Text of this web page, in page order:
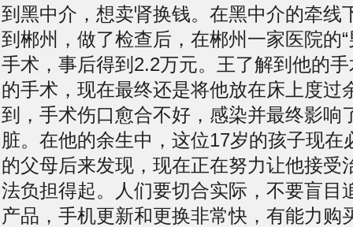
到黑中介，想卖肾换钱。在黑中介的牵线
到郴州，做了检查后，在郴州一家医院的
手术，事后得到2.2万元。王了解到他的
的手术，现在最终还是将他放在床上度过
到，手术伤口愈合不好，感染并最终影响
脏。在他的余生中，这位17岁的孩子现在
的父母后来发现，现在正在努力让他接受
法负担得起。人们要切合实际，不要盲目
产品，手机更新和更换非常快，有能力购